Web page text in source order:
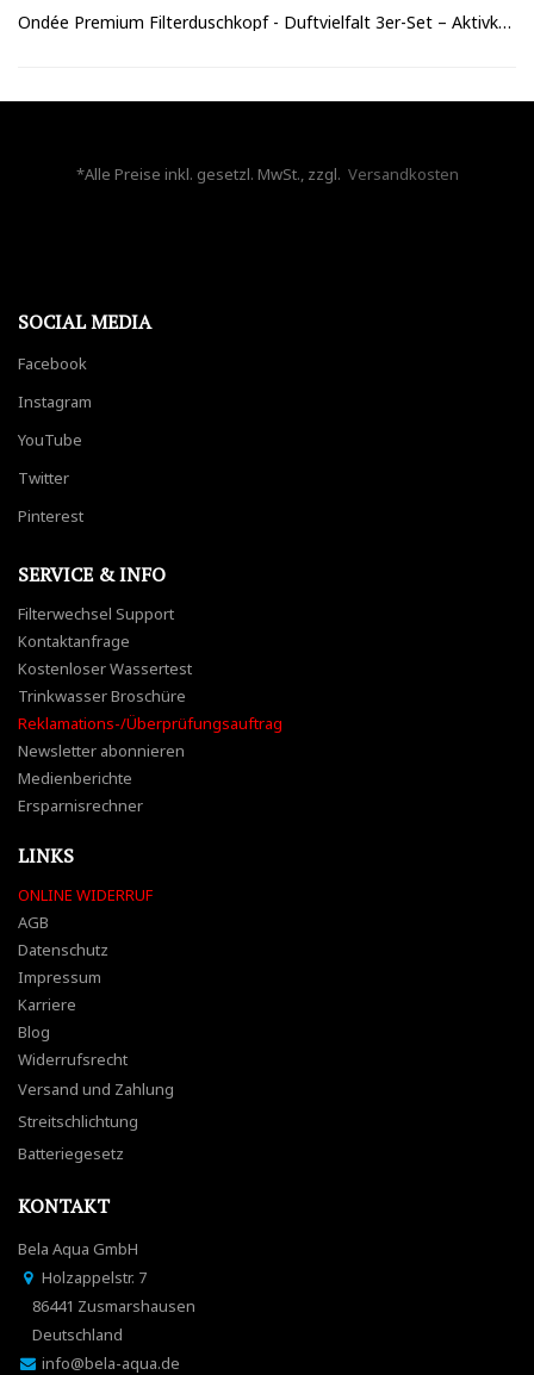
Ondée Premium Filterduschkopf - Duftvielfalt 3er-Set – Aktivkohle, Zitrone & Lavendel Filter
*Alle Preise inkl. gesetzl. MwSt., zzgl. Versandkosten
SOCIAL MEDIA
Facebook
Instagram
YouTube
Twitter
Pinterest
SERVICE & INFO
Filterwechsel Support
Kontaktanfrage
Kostenloser Wassertest
Trinkwasser Broschüre
Reklamations-/Überprüfungsauftrag
Newsletter abonnieren
Medienberichte
Ersparnisrechner
LINKS
ONLINE WIDERRUF
AGB
Datenschutz
Impressum
Karriere
Blog
Widerrufsrecht
Versand und Zahlung
Streitschlichtung
Batteriegesetz
KONTAKT
Bela Aqua GmbH
Holzappelstr. 7
86441 Zusmarshausen
Deutschland
info@bela-aqua.de